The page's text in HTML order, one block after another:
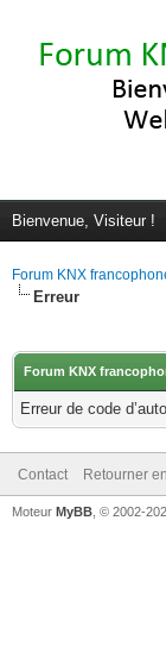
Bienvenue, Visiteur !
Forum KNX
Erreur
Forum KNX
Erreur de code
Contact Retourner
Moteur MyBB , © 2002-